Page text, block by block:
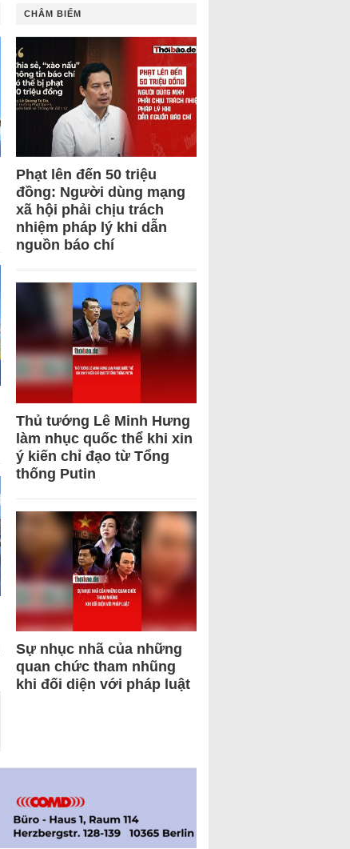
CHÂM BIẾM
Phạt lên đến 50 triệu
đồng: Người dùng mạng
xã hội phải chịu trách
nhiệm pháp lý khi dẫn
nguồn báo chí
Thủ tướng Lê Minh Hưng
làm nhục quốc thể khi xin
ý kiến chỉ đạo từ Tổng
thống Putin
Sự nhục nhã của những
quan chức tham nhũng
khi đối diện với pháp luật